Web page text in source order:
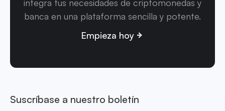
integra tus necesidades de criptomonedas y
banca en una plataforma sencilla y potente.
Empieza hoy
Suscríbase a nuestro boletín